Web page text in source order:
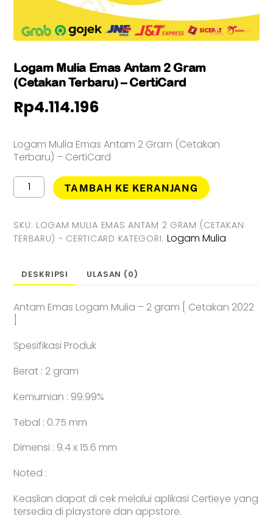
Logam Mulia Emas Antam 2 Gram
(Cetakan Terbaru) – CertiCard
Rp4.114.196
Logam Mulia Emas Antam 2 Gram (Cetakan
Terbaru) – CertiCard
Kuantitas
Logam
Emas
Antam
2
(Cetakan
Terbaru)
CertiCard
TAMBAH KE KERANJANG
SKU: LOGAM MULIA EMAS ANTAM 2 GRAM (CETAKAN
TERBARU) - CERTICARD KATEGORI: Logam Mulia
DESKRIPSI ULASAN (0)
Antam Emas Logam Mulia – 2 gram [ Cetakan 2022
Spesifikasi Produk
Berat : 2 gram
Kemurnian : 99.99%
Tebal : 0.75 mm
Dimensi : 9.4 x 15.6 mm
Noted :
Keaslian dapat di cek melalui aplikasi Certieye yang
tersedia di playstore dan appstore.